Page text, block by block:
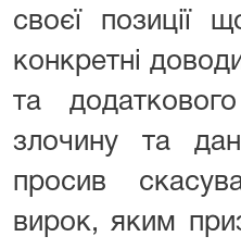
своєї позиції
конкретні
та
злочину та
просив
вирок, яким